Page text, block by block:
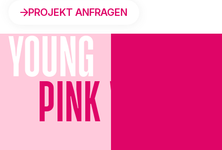
PROJEKT ANFRAGEN
PROJEKT ANFRAGEN
YOUNG
PINK V